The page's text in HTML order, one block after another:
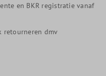
en BKR registratie vanaf
retourneren dmv